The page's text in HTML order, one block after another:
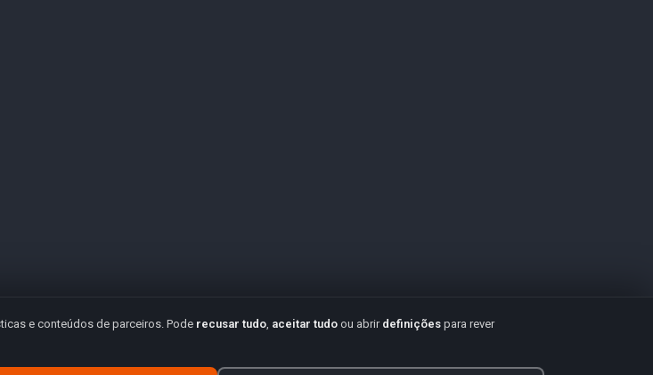
e conteúdos de parceiros. Pode recusar tudo, aceitar tudo ou abrir definições para rever